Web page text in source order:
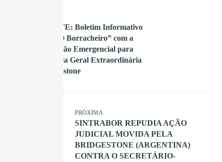
URGENTE: Boletim Informativo
Digital “O Borracheiro” com a
Convocação Emergencial para
Assembleia Geral Extraordinária
na Bridgestone
PRÓXIMA
SINTRABOR REPUDIA AÇÃO
JUDICIAL MOVIDA PELA
BRIDGESTONE (ARGENTINA)
CONTRA O SECRETÁRIO-